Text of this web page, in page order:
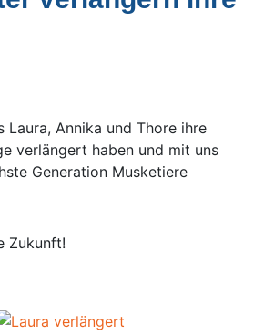
Laura, Annika und Thore ihre
verlängert haben und mit uns
Generation Musketiere
Zukunft!